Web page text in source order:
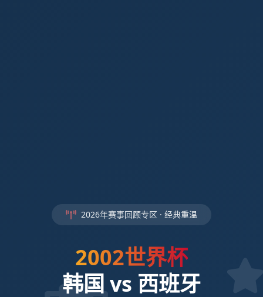
2026年赛事回顾专区 · 经典重温
2002世界杯
韩国 vs 西班牙